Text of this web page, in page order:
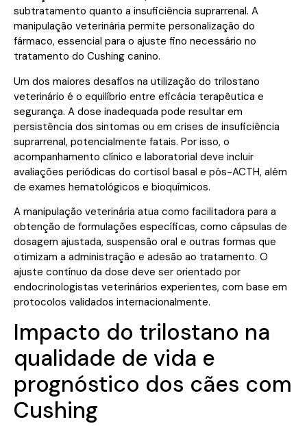
subtratamento quanto a insuficiência suprarrenal. A
manipulação veterinária permite personalização do
fármaco, essencial para o ajuste fino necessário no
tratamento do Cushing canino.
Um dos maiores desafios na utilização do trilostano
veterinário é o equilíbrio entre eficácia terapêutica e
segurança. A dose inadequada pode resultar em
persistência dos sintomas ou em crises de insuficiência
suprarrenal, potencialmente fatais. Por isso, o
acompanhamento clínico e laboratorial deve incluir
avaliações periódicas do cortisol basal e pós-ACTH, além
de exames hematológicos e bioquímicos.
A manipulação veterinária atua como facilitadora para a
obtenção de formulações específicas, como cápsulas de
dosagem ajustada, suspensão oral e outras formas que
otimizam a administração e adesão ao tratamento. O
ajuste contínuo da dose deve ser orientado por
endocrinologistas veterinários experientes, com base em
protocolos validados internacionalmente.
Impacto do trilostano na
qualidade de vida e
prognóstico dos cães com
Cushing